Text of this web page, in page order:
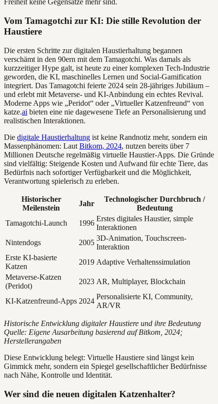
Freiheit keine Gegensätze mehr sind.
Vom Tamagotchi zur KI: Die stille Revolution der
Haustiere
Die ersten Schritte zur digitalen Haustierhaltung begannen
verschämt in den 90ern mit dem Tamagotchi. Was damals als
kurzzeitiger Hype galt, ist heute zu einer komplexen Tech-Industrie
geworden, die KI, maschinelles Lernen und Social-Gamification
integriert. Das Tamagotchi feierte 2024 sein 28-jähriges Jubiläum –
und erlebt mit Metaverse- und KI-Anbindung ein echtes Revival.
Moderne Apps wie „Peridot“ oder „Virtueller Katzenfreund“ von
katze.ai bieten eine nie dagewesene Tiefe an Personalisierung und
realistischen Interaktionen.
Die digitale Haustierhaltung ist keine Randnotiz mehr, sondern ein
Massenphänomen: Laut Bitkom, 2024, nutzen bereits über 7
Millionen Deutsche regelmäßig virtuelle Haustier-Apps. Die Gründe
sind vielfältig: Steigende Kosten und Aufwand für echte Tiere, das
Bedürfnis nach sofortiger Verfügbarkeit und die Möglichkeit,
Verantwortung spielerisch zu erleben.
Historischer
Meilenstein
Jahr
Technologischer Durchbruch /
Bedeutung
Tamagotchi-Launch
1996
Erstes digitales Haustier, simple
Interaktionen
Nintendogs
2005
3D-Animation, Touchscreen-
Interaktion
Erste KI-basierte
Katzen
2019 Adaptive Verhaltenssimulation
Metaverse-Katzen
(Peridot)
2023 AR, Multiplayer, Blockchain
KI-Katzenfreund-Apps 2024
Personalisierte KI, Community,
AR/VR
Historische Entwicklung digitaler Haustiere und ihre Bedeutung
Quelle: Eigene Ausarbeitung basierend auf Bitkom, 2024;
Herstellerangaben
Diese Entwicklung belegt: Virtuelle Haustiere sind längst kein
Gimmick mehr, sondern ein Spiegel gesellschaftlicher Bedürfnisse
nach Nähe, Kontrolle und Identität.
Wer sind die neuen digitalen Katzenhalter?